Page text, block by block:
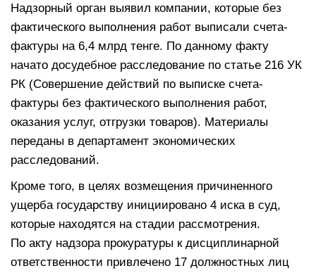
Надзорный орган выявил компании, которые без
фактического выполнения работ выписали счета-
фактуры на 6,4 млрд тенге. По данному факту
начато досудебное расследование по статье 216 УК
РК (Совершение действий по выписке счета-
фактуры без фактического выполнения работ,
оказания услуг, отгрузки товаров). Материалы
переданы в департамент экономических
расследований.
Кроме того, в целях возмещения причиненного
ущерба государству инициировано 4 иска в суд,
которые находятся на стадии рассмотрения.
По акту надзора прокуратуры к дисциплинарной
ответственности привлечено 17 должностных лиц